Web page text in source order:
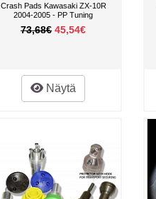
Crash Pads Kawasaki ZX-10R
2004-2005 - PP Tuning
73,68€ 45,54€
Näytä